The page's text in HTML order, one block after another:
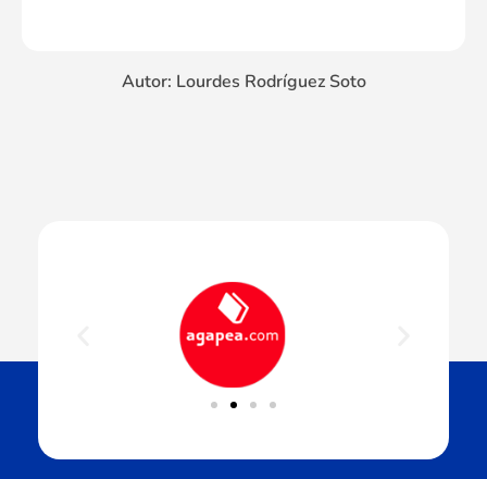
Autor: Lourdes Rodríguez Soto